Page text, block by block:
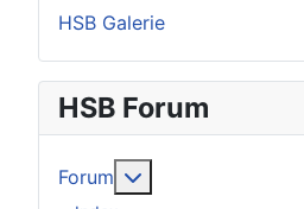
HSB Galerie
HSB Forum
Forum